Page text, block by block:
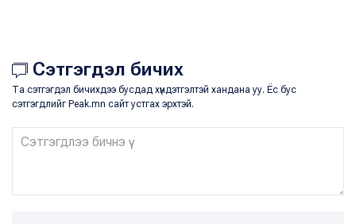
Сэтгэгдэл бичих
Та сэтгэгдэл бичихдээ бусдад хүндэтгэлтэй хандана уу. Ёс бус
сэтгэгдлийг Peak.mn сайт устгах эрхтэй.